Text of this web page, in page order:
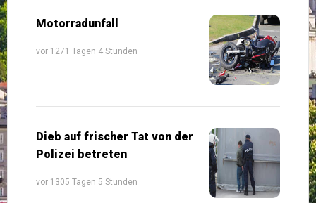
Motorradunfall
vor 1271 Tagen 4 Stunden
Dieb auf frischer Tat von der
Polizei betreten
vor 1305 Tagen 5 Stunden